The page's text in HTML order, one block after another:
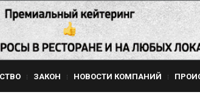
ЗАКОН НОВОСТИ КОМПАНИЙ